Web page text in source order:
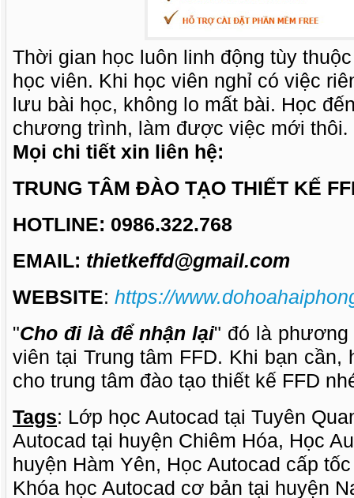
Thời gian học luôn linh động tùy
học viên. Khi học viên nghỉ có việc
lưu bài học, không lo mất bài. Học
chương trình, làm được việc mới thôi.
Mọi chi tiết xin liên hệ:
TRUNG TÂM ĐÀO TẠO THIẾT KẾ
HOTLINE: 0986.322.768
EMAIL: thietkeffd@gmail.com
WEBSITE: https://
"Cho đi là để nhận lại" đó là phương
viên tại Trung tâm FFD. Khi bạn cần,
cho trung tâm đào tạo thiết kế FFD
Tags: Lớp học Autocad tại Tuyên
Autocad tại huyện Chiêm Hóa, Học
huyện Hàm Yên, Học Autocad cấp
Khóa học Autocad cơ bản tại huyện